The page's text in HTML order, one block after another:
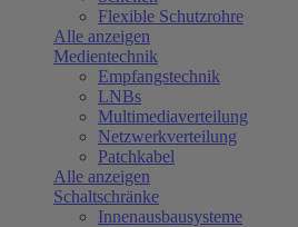
Flexible Schutzrohre
Alle anzeigen
Medientechnik
Empfangstechnik
LNBs
Multimediaverteilung
Netzwerkverteilung
Patchkabel
Alle anzeigen
Schaltschränke
Innenausbausysteme